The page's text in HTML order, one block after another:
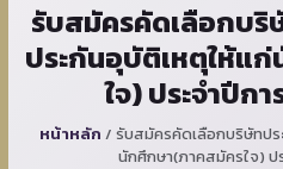
รับสมัครคัดเลือกบริ
ประกันอุบัติเหตุให้แ
ใจ) ประจำปีก
หน้าหลัก / รับสมัครคัดเลือกบริษัทปร
นักศึกษา(ภาคสมัครใจ) ป